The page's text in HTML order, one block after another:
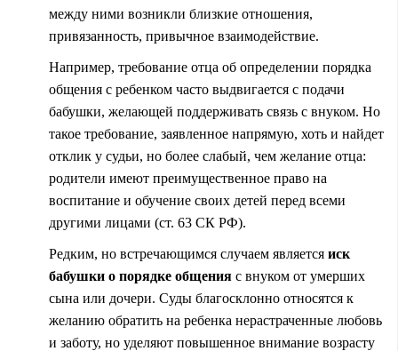
между ними возникли близкие отношения,
привязанность, привычное взаимодействие.
Например, требование отца об определении порядка
общения с ребенком часто выдвигается с подачи
бабушки, желающей поддерживать связь с внуком. Но
такое требование, заявленное напрямую, хоть и найдет
отклик у судьи, но более слабый, чем желание отца:
родители имеют преимущественное право на
воспитание и обучение своих детей перед всеми
другими лицами (ст. 63 СК РФ).
Редким, но встречающимся случаем является иск
бабушки о порядке общения с внуком от умерших
сына или дочери. Суды благосклонно относятся к
желанию обратить на ребенка нерастраченные любовь
и заботу, но уделяют повышенное внимание возрасту